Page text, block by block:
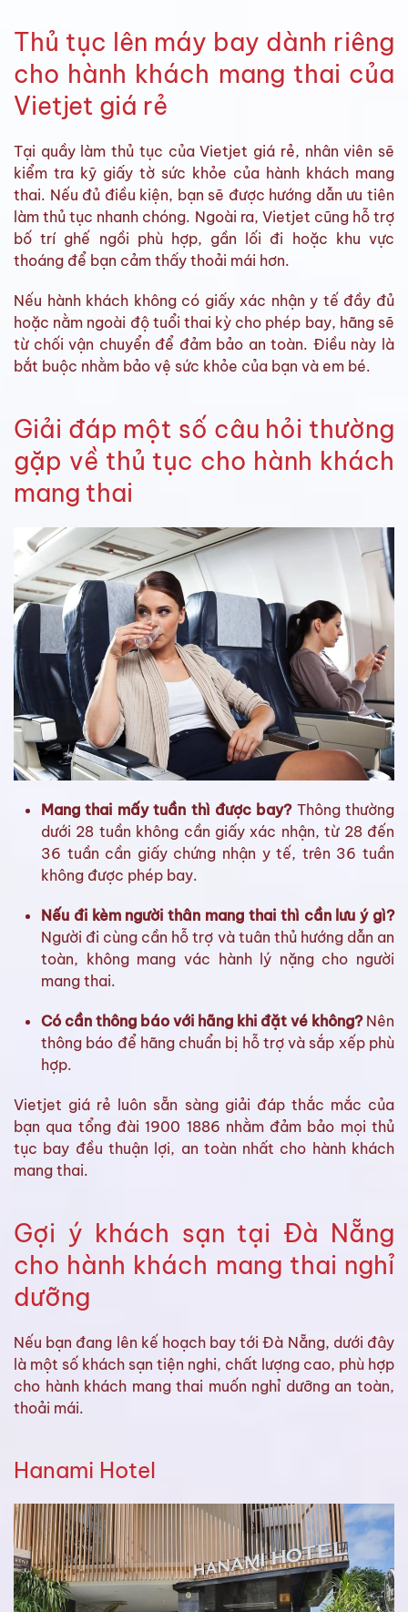
Thủ tục lên máy bay dành riêng
cho hành khách mang thai của
Vietjet giá rẻ
Tại quầy làm thủ tục của Vietjet giá rẻ, nhân viên sẽ
kiểm tra kỹ giấy tờ sức khỏe của hành khách mang
thai. Nếu đủ điều kiện, bạn sẽ được hướng dẫn ưu tiên
làm thủ tục nhanh chóng. Ngoài ra, Vietjet cũng hỗ trợ
bố trí ghế ngồi phù hợp, gần lối đi hoặc khu vực
thoáng để bạn cảm thấy thoải mái hơn.
Nếu hành khách không có giấy xác nhận y tế đầy đủ
hoặc nằm ngoài độ tuổi thai kỳ cho phép bay, hãng sẽ
từ chối vận chuyển để đảm bảo an toàn. Điều này là
bắt buộc nhằm bảo vệ sức khỏe của bạn và em bé.
Giải đáp một số câu hỏi thường
gặp về thủ tục cho hành khách
mang thai
Mang thai mấy tuần thì được bay?Thông thường
dưới 28 tuần không cần giấy xác nhận, từ 28 đến
36 tuần cần giấy chứng nhận y tế, trên 36 tuần
không được phép bay.
Nếu đi kèm người thân mang thai thì cần lưu ý gì?
Người đi cùng cần hỗ trợ và tuân thủ hướng dẫn an
toàn, không mang vác hành lý nặng cho người
mang thai.
Có cần thông báo với hãng khi đặt vé không?Nên
thông báo để hãng chuẩn bị hỗ trợ và sắp xếp phù
hợp.
Vietjet giá rẻ luôn sẵn sàng giải đáp thắc mắc của
bạn qua tổng đài 1900 1886 nhằm đảm bảo mọi thủ
tục bay đều thuận lợi, an toàn nhất cho hành khách
mang thai.
Gợi ý khách sạn tại Đà Nẵng
cho hành khách mang thai nghỉ
dưỡng
Nếu bạn đang lên kế hoạch bay tới Đà Nẵng, dưới đây
là một số khách sạn tiện nghi, chất lượng cao, phù hợp
cho hành khách mang thai muốn nghỉ dưỡng an toàn,
thoải mái.
Hanami Hotel